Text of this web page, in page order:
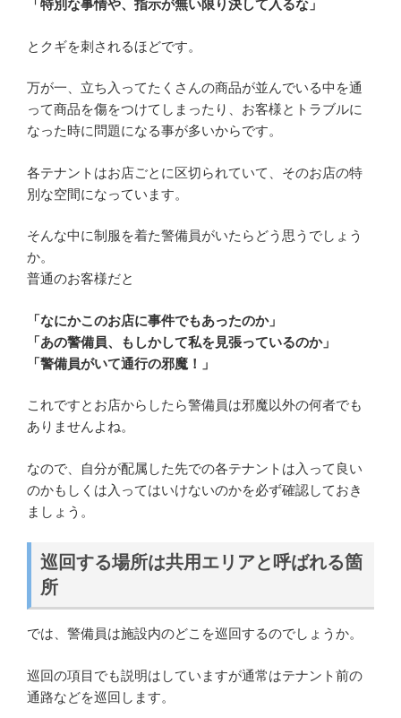
「特別な事情や、指示が無い限り決して入るな」
とクギを刺されるほどです。
万が一、立ち入ってたくさんの商品が並んでいる中を通
って商品を傷をつけてしまったり、お客様とトラブルに
なった時に問題になる事が多いからです。
各テナントはお店ごとに区切られていて、そのお店の特
別な空間になっています。
そんな中に制服を着た警備員がいたらどう思うでしょう
か。
普通のお客様だと
「なにかこのお店に事件でもあったのか」
「あの警備員、もしかして私を見張っているのか」
「警備員がいて通行の邪魔！」
これですとお店からしたら警備員は邪魔以外の何者でも
ありませんよね。
なので、自分が配属した先での各テナントは入って良い
のかもしくは入ってはいけないのかを必ず確認しておき
ましょう。
巡回する場所は共用エリアと呼ばれる箇
所
では、警備員は施設内のどこを巡回するのでしょうか。
巡回の項目でも説明はしていますが通常はテナント前の
通路などを巡回します。